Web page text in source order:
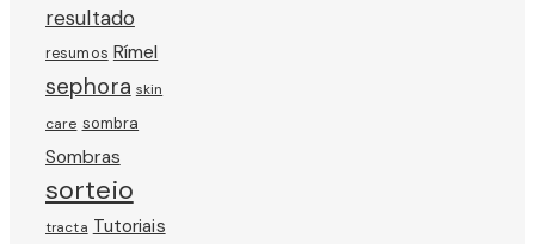
resultado
resumos Rímel
sephora skin
care sombra
Sombras
sorteio
tracta Tutoriais